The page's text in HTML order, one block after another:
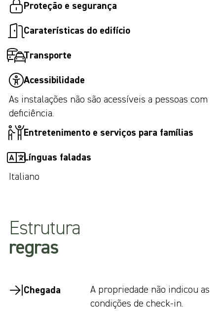
Proteção e segurança
Caraterísticas do edifício
Transporte
Acessibilidade
As instalações não são acessíveis a pessoas com
deficiência.
Entretenimento e serviços para famílias
Línguas faladas
Italiano
Estrutura
regras
Chegada
A propriedade não indicou as
condições de check-in.